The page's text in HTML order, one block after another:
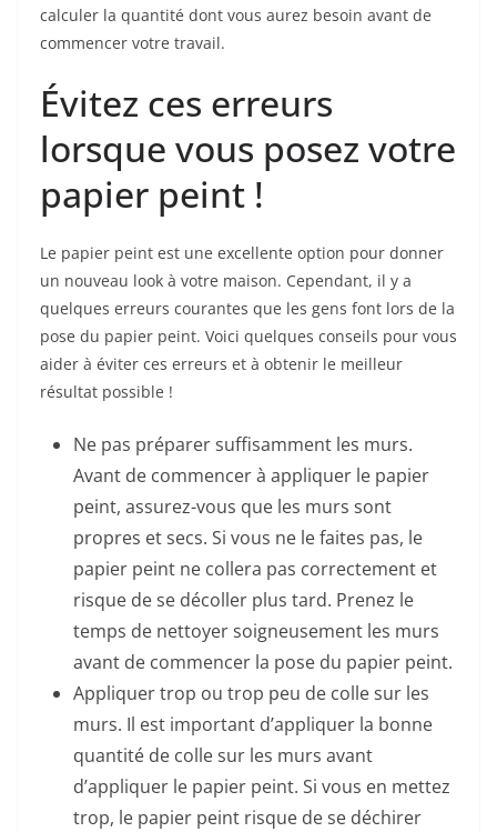
calculer la quantité dont vous aurez besoin avant de
commencer votre travail.
Évitez ces erreurs
lorsque vous posez votre
papier peint !
Le papier peint est une excellente option pour donner
un nouveau look à votre maison. Cependant, il y a
quelques erreurs courantes que les gens font lors de la
pose du papier peint. Voici quelques conseils pour vous
aider à éviter ces erreurs et à obtenir le meilleur
résultat possible !
Ne pas préparer suffisamment les murs.
Avant de commencer à appliquer le papier
peint, assurez-vous que les murs sont
propres et secs. Si vous ne le faites pas, le
papier peint ne collera pas correctement et
risque de se décoller plus tard. Prenez le
temps de nettoyer soigneusement les murs
avant de commencer la pose du papier peint.
Appliquer trop ou trop peu de colle sur les
murs. Il est important d’appliquer la bonne
quantité de colle sur les murs avant
d’appliquer le papier peint. Si vous en mettez
trop, le papier peint risque de se déchirer